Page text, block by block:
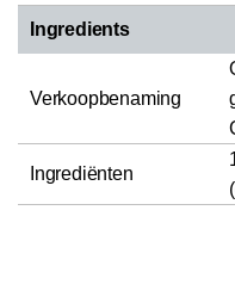
Ingredients
Verkoopbenaming
Ingrediënten